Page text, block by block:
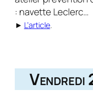
: navette Leclerc…
► L’article.